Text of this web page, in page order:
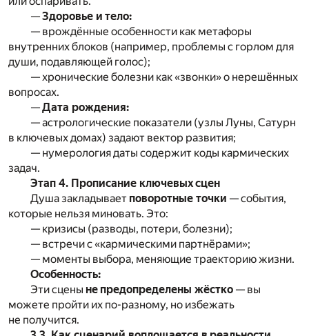
—Здоровье и тело:
— врождённые особенности как метафоры
внутренних блоков (например, проблемы с горлом для
души, подавляющей голос);
— хронические болезни как «звонки» о нерешённых
вопросах.
—Дата рождения:
— астрологические показатели (узлы Луны, Сатурн
в ключевых домах) задают вектор развития;
— нумерология даты содержит коды кармических
задач.
Этап 4. Прописание ключевых сцен
Душа закладывает поворотные точки — события,
которые нельзя миновать. Это:
— кризисы (разводы, потери, болезни);
— встречи с «кармическими партнёрами»;
— моменты выбора, меняющие траекторию жизни.
Особенность:
Эти сцены не предопределены жёстко — вы
можете пройти их по-разному, но избежать
не получится.